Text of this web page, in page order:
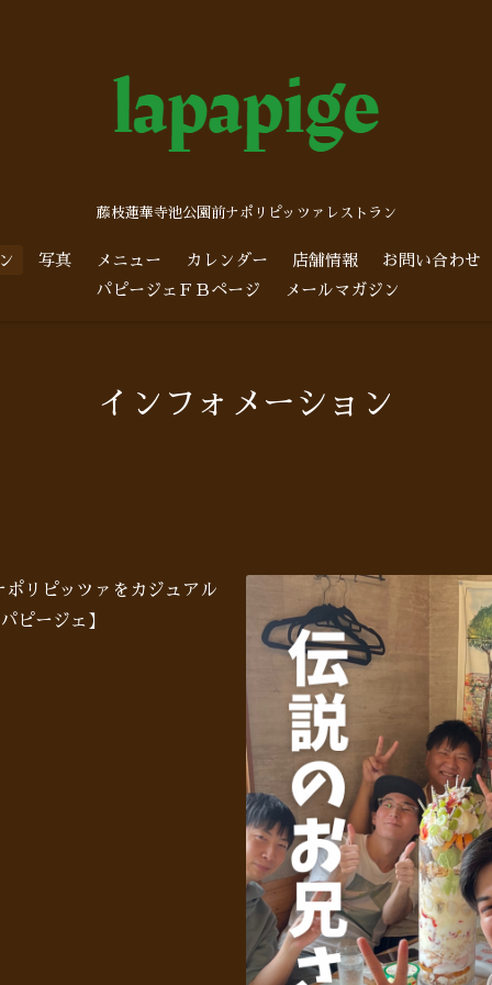
藤枝蓮華寺池公園前ナポリピッツァレストラン
写真 メニュー カレンダー 店舗情報
お問い合わせ
パピージェＦＢページ
メールマガジン
インフォメーション
リピッツァをカジュアル
ピージェ】